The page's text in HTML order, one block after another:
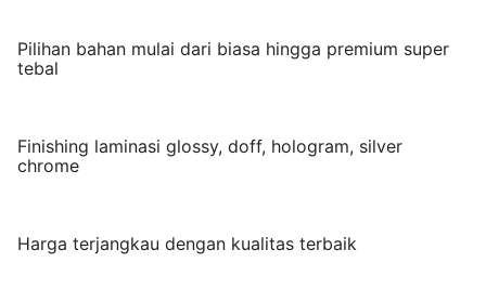
Pilihan bahan mulai dari biasa hingga premium super
tebal
Finishing laminasi glossy, doff, hologram, silver
chrome
Harga terjangkau dengan kualitas terbaik